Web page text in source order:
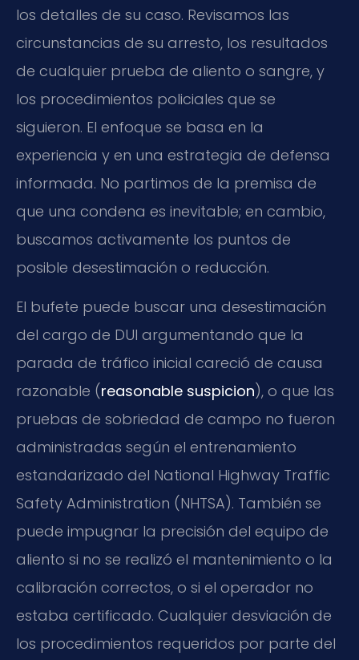
los detalles de su caso. Revisamos las
circunstancias de su arresto, los resultados
de cualquier prueba de aliento o sangre, y
los procedimientos policiales que se
siguieron. El enfoque se basa en la
experiencia y en una estrategia de defensa
informada. No partimos de la premisa de
que una condena es inevitable; en cambio,
buscamos activamente los puntos de
posible desestimación o reducción.
El bufete puede buscar una desestimación
del cargo de DUI argumentando que la
parada de tráfico inicial careció de causa
razonable (reasonable suspicion), o que las
pruebas de sobriedad de campo no fueron
administradas según el entrenamiento
estandarizado del National Highway Traffic
Safety Administration (NHTSA). También se
puede impugnar la precisión del equipo de
aliento si no se realizó el mantenimiento o la
calibración correctos, o si el operador no
estaba certificado. Cualquier desviación de
los procedimientos requeridos por parte del